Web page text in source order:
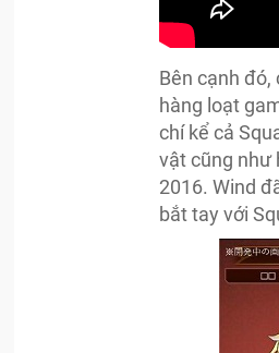
Bên cạnh
hàng loạt
chí kể cả
vật cũng như
2016. Wind
bắt tay với